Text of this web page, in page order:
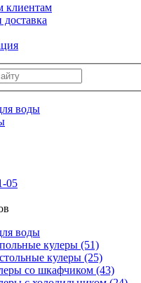
клиентам
воды
05
воды
кулеры (51)
кулеры (25)
со шкафчиком (43)